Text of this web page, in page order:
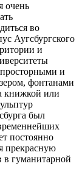
очень
во
Аугсбургского
и
и
фонтанами
книжкой или
был
постоянно
прекрасную
в гуманитарной